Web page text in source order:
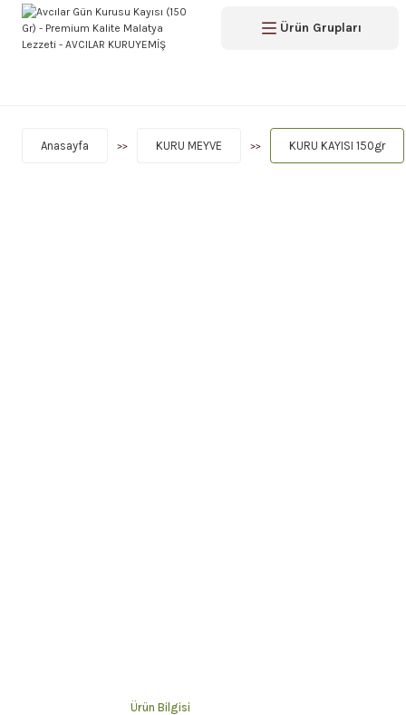
Ürün Grupları
Anasayfa KURU MEYVE KURU KAYISI 150gr
Ürün Bilgisi